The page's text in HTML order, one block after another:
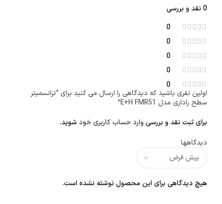
0 نقد و بررسی
0
0
0
0
0
دیدگاهها
هیچ دیدگاهی برای این محصول نوشته نشده است.
اولین نفری باشید که دیدگاهی را ارسال می کنید برای “ترانسمیتر
سطح راداری مدل E+H FMR51”
برای ثبت نقد و بررسیوارد حساب کاربری خود شوید.